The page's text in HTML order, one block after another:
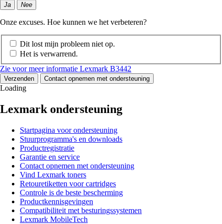
Ja Nee
Onze excuses. Hoe kunnen we het verbeteren?
Dit lost mijn probleem niet op.
Het is verwarrend.
Zie voor meer informatie Lexmark B3442
Verzenden Contact opnemen met ondersteuning
Loading
Lexmark ondersteuning
Startpagina voor ondersteuning
Stuurprogramma's en downloads
Productregistratie
Garantie en service
Contact opnemen met ondersteuning
Vind Lexmark toners
Retouretiketten voor cartridges
Controle is de beste bescherming
Productkennisgevingen
Compatibiliteit met besturingssystemen
Lexmark MobileTech